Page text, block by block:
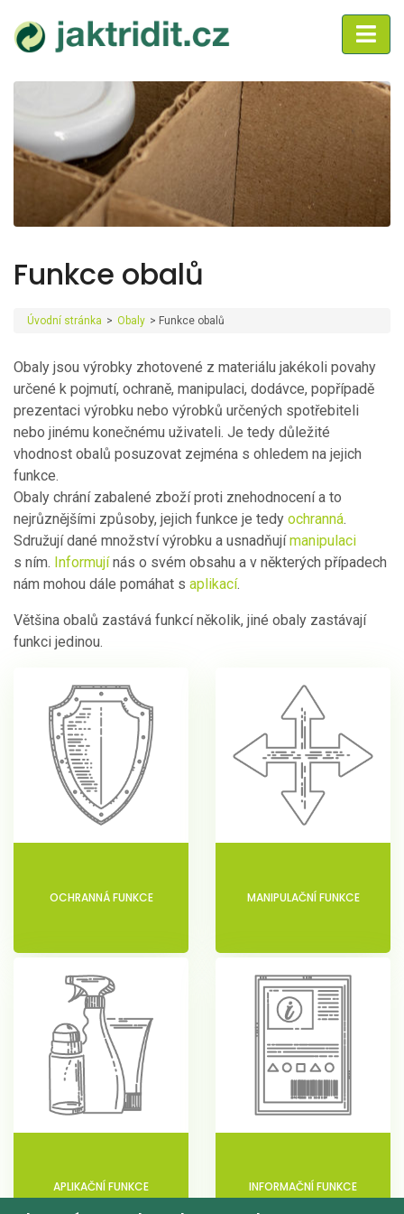
Funkce obalů
Úvodní stránka > Obaly > Funkce obalů
Obaly jsou výrobky zhotovené z materiálu jakékoli povahy
určené k pojmutí, ochraně, manipulaci, dodávce, popřípadě
prezentaci výrobku nebo výrobků určených spotřebiteli
nebo jinému konečnému uživateli. Je tedy důležité
vhodnost obalů posuzovat zejména s ohledem na jejich
funkce.
Obaly chrání zabalené zboží proti znehodnocení a to
nejrůznějšími způsoby, jejich funkce je tedy ochranná.
Sdružují dané množství výrobku a usnadňujímanipulaci
s ním. Informujínás o svém obsahu a v některých případech
nám mohou dále pomáhat s aplikací.
Většina obalů zastává funkcí několik, jiné obaly zastávají
funkci jedinou.
OCHRANNÁ FUNKCE MANIPULAČNÍ FUNKCE
APLIKAČNÍ FUNKCE INFORMAČNÍ FUNKCE